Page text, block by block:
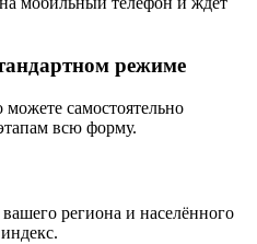
режиме
самостоятельно
всю форму.
региона и населённого